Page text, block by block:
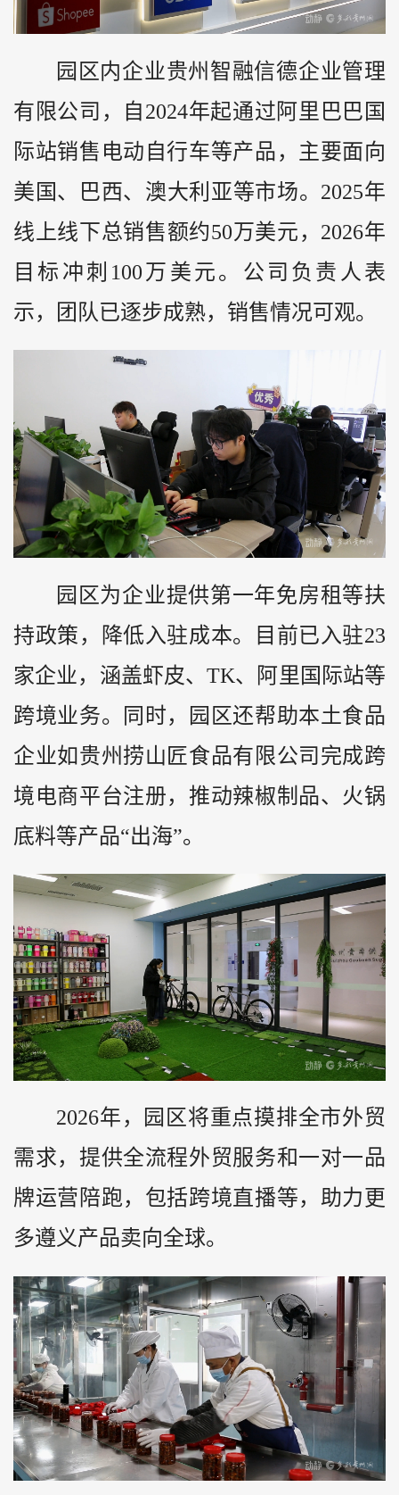
园区内企业贵州智融信德企业管理
有限公司，自2024年起通过阿里巴巴国
际站销售电动自行车等产品，主要面向
美国、巴西、澳大利亚等市场。2025年
线上线下总销售额约50万美元，2026年
目标冲刺100万美元。公司负责人表
示，团队已逐步成熟，销售情况可观。
园区为企业提供第一年免房租等扶
持政策，降低入驻成本。目前已入驻23
家企业，涵盖虾皮、TK、阿里国际站等
跨境业务。同时，园区还帮助本土食品
企业如贵州捞山匠食品有限公司完成跨
境电商平台注册，推动辣椒制品、火锅
底料等产品“出海”。
2026年，园区将重点摸排全市外贸
需求，提供全流程外贸服务和一对一品
牌运营陪跑，包括跨境直播等，助力更
多遵义产品卖向全球。